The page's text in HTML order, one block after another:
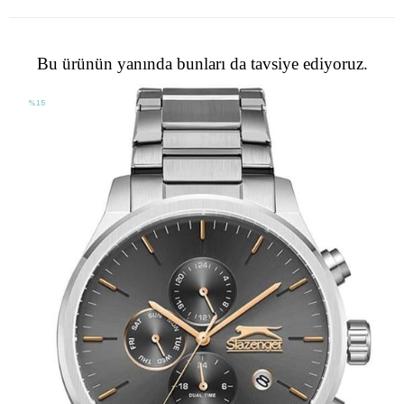
Bu ürünün yanında bunları da tavsiye ediyoruz.
%15